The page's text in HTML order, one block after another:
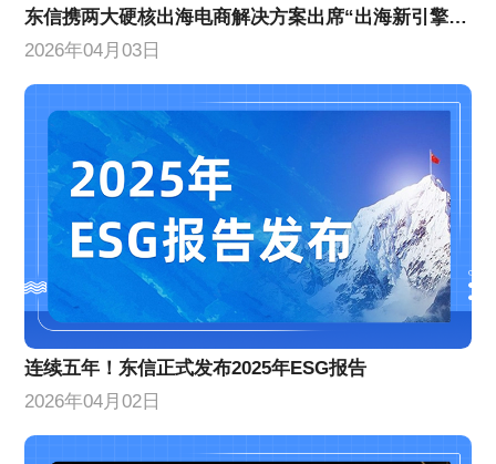
东信携两大硬核出海电商解决方案出席“出海新引擎”峰会
2026年04月03日
连续五年！东信正式发布2025年ESG报告
2026年04月02日